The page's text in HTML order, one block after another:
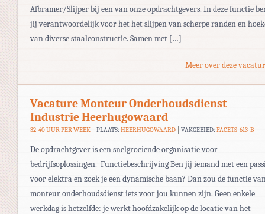
Afbramer/Slijper bij een van onze opdrachtgevers. In deze functie
jij verantwoordelijk voor het het slijpen van scherpe randen en
van diverse staalconstructie. Samen met […]
Meer over deze
Vacature Monteur Onderhoudsdienst
Industrie Heerhugowaard
32-40 UUR PER WEEK PLAATS: HEERHUGOWAARD VAKGEBIED:FACETS-613-B
De opdrachtgever is een snelgroeiende organisatie voor
bedrijfsoplossingen. Functiebeschrijving Ben jij iemand met een
voor elektra en zoek je een dynamische baan? Dan zou de functie
monteur onderhoudsdienst iets voor jou kunnen zijn. Geen enkele
werkdag is hetzelfde: je werkt hoofdzakelijk op de locatie van het